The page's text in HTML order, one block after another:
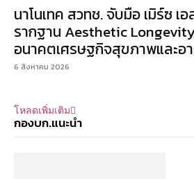
นาโนเทค สวทช. จับมือ เมิร์ซ เ
รากฐาน Aesthetic
อนาคตเศรษฐกิจสุขภาพและ
6 สิงหาคม 2026
โหลดเพิ่มเติม
กองบก.แนะนำ